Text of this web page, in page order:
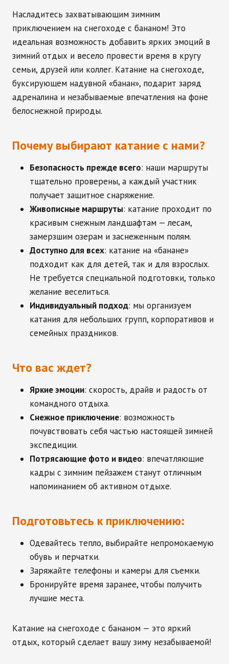
Насладитесь захватывающим зимним
приключением на снегоходе с бананом! Это
идеальная возможность добавить ярких эмоций в
зимний отдых и весело провести время в кругу
семьи, друзей или коллег. Катание на снегоходе,
буксирующем надувной «банан», подарит заряд
адреналина и незабываемые впечатления на фоне
белоснежной природы.
Почему выбирают катание с нами?
Безопасность прежде всего: наши маршруты
тщательно проверены, а каждый участник
получает защитное снаряжение.
Живописные маршруты: катание проходит по
красивым снежным ландшафтам — лесам,
замерзшим озерам и заснеженным полям.
Доступно для всех: катание на «банане»
подходит как для детей, так и для взрослых.
Не требуется специальной подготовки, только
желание веселиться.
Индивидуальный подход: мы организуем
катания для небольших групп, корпоративов и
семейных праздников.
Что вас ждет?
Яркие эмоции: скорость, драйв и радость от
командного отдыха.
Снежное приключение: возможность
почувствовать себя частью настоящей зимней
экспедиции.
Потрясающие фото и видео: впечатляющие
кадры с зимним пейзажем станут отличным
напоминанием об активном отдыхе.
Подготовьтесь к приключению:
Одевайтесь тепло, выбирайте непромокаемую
обувь и перчатки.
Заряжайте телефоны и камеры для съемки.
Бронируйте время заранее, чтобы получить
лучшие места.
Катание на снегоходе с бананом — это яркий
отдых, который сделает вашу зиму незабываемой!